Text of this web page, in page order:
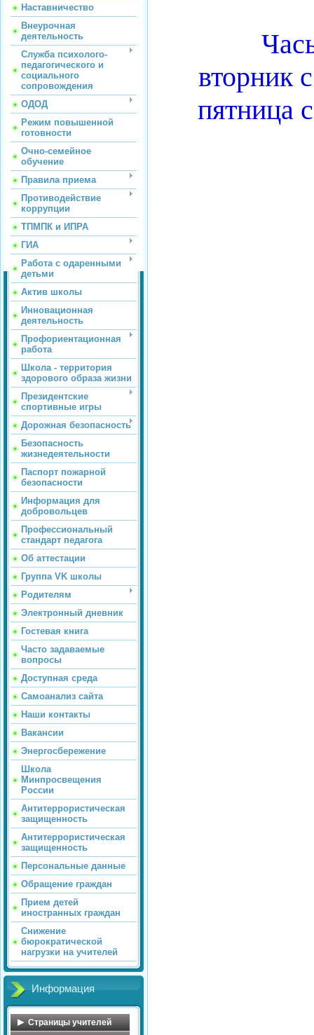
Наставничество
Внеурочная
деятельность
Служба психолого-
педагогического и
социального
сопровождения
ОДОД
Режим повышенной
готовности
Очно-семейное
обучение
Правила приема
Противодействие
коррупции
ТПМПК и ИПРА
ГИА
Работа с одаренными
детьми
Актив школы
Инновационная
деятельность
Профориентационная
работа
Школа - территория
здорового образа жизни
Президентские
спортивные игры
Дорожная безопасность
Безопасность
жизнедеятельности
Паспорт пожарной
безопасности
Информация для
добровольцев
Профессиональный
стандарт педагога
Об аттестации
Группа VK школы
Родителям
Электронный дневник
Гостевая книга
Часто задаваемые
вопросы
Доступная среда
Самоанализ сайта
Наши контакты
Вакансии
Энергосбережение
Школа
Минпросвещения
России
Антитеррористическая
защищенность
Антитеррористическая
защищенность
Персональные данные
Обращение граждан
Прием детей
иностранных граждан
Снижение
бюрократической
нагрузки на учителей
Информация
Страницы учителей
вторник
пятница